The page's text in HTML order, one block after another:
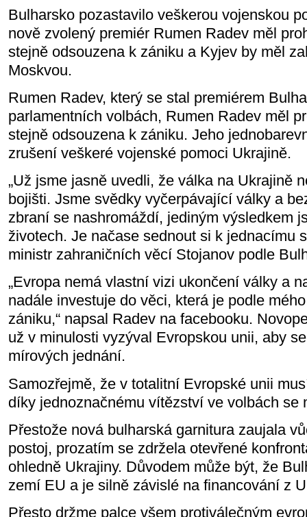
Bulharsko pozastavilo veškerou vojenskou
nově zvolený premiér Rumen Radev měl
stejně odsouzena k zániku a Kyjev by měl
Moskvou.
Rumen Radev, který se stal premiérem
parlamentních volbách, Rumen Radev měl
stejně odsouzena k zániku. Jeho
zrušení veškeré vojenské pomoci Ukrajině.
„Už jsme jasně uvedli, že válka na Ukrajině
bojišti. Jsme svědky vyčerpávající války a
zbraní se nashromáždí, jediným výsledkem
životech. Je načase sednout si k jednacímu
ministr zahraničních věcí Stojanov podle
„Evropa nemá vlastní vizi ukončení války a
nadále investuje do věci, která je podle
zániku,“ napsal Radev na facebooku.
už v minulosti vyzýval Evropskou unii, aby
mírových jednání.
​Samozřejmě, že v totalitní Evropské unii
díky jednoznačnému vítězství ve volbách se
Přestože nová bulharská garnitura zaujala
postoj, prozatím se zdržela otevřené
ohledně Ukrajiny. Důvodem může být, že
zemí EU a je silně závislé na financování z
Přesto držme palce všem protiválečným